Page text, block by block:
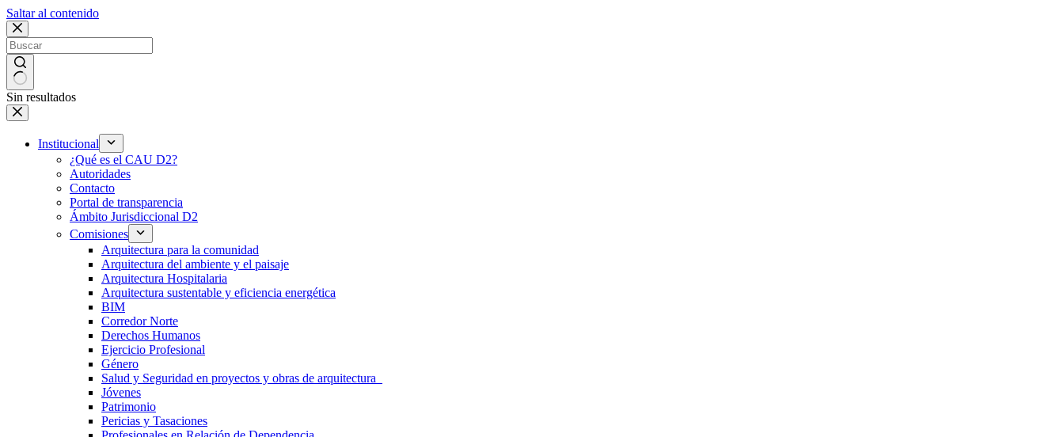
Saltar al contenido
Sin resultados
Institucional
¿Qué es el CAU D2?
Autoridades
Contacto
Portal de transparencia
Ámbito Jurisdiccional D2
Comisiones
Arquitectura para la comunidad
Arquitectura del ambiente y el paisaje
Arquitectura Hospitalaria
Arquitectura sustentable y eficiencia energética
BIM
Corredor Norte
Derechos Humanos
Ejercicio Profesional
Género
Salud y Seguridad en proyectos y obras de arquitectura
Jóvenes
Patrimonio
Pericias y Tasaciones